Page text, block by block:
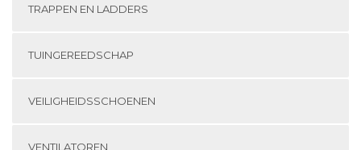
TRAPPEN EN LADDERS
TUINGEREEDSCHAP
VEILIGHEIDSSCHOENEN
VENTILATOREN